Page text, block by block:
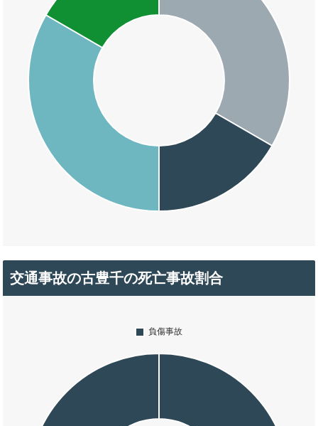
交通事故の古豊千の死亡事故割合